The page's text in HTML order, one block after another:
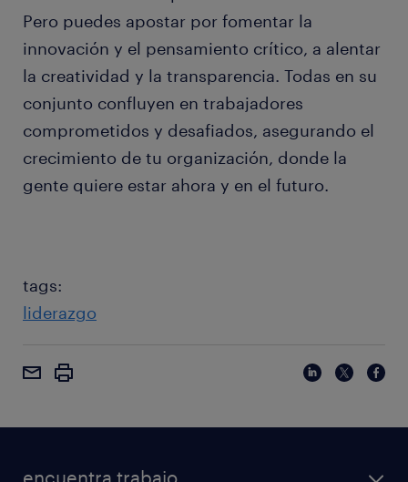
Pero puedes apostar por fomentar la
innovación y el pensamiento crítico, a alentar
la creatividad y la transparencia. Todas en su
conjunto confluyen en trabajadores
comprometidos y desafiados, asegurando el
crecimiento de tu organización, donde la
gente quiere estar ahora y en el futuro.
tags:
liderazgo